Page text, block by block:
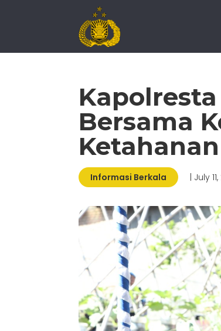
Bersama
Informasi Berkala | July